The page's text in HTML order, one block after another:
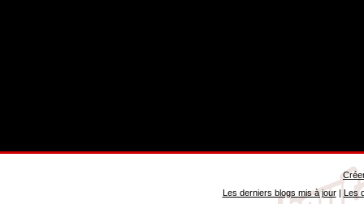
Les derniers blogs mis à jour| Les